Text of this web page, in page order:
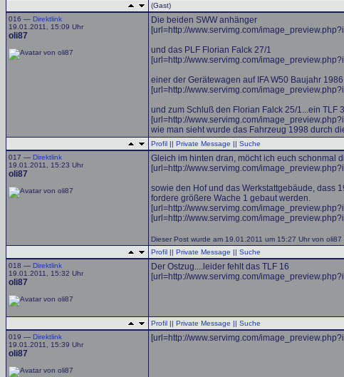
(Gast)
016 — Direktlink
19.01.2011, 15:09 Uhr
oli87
Die beiden SWW anhänger
[url=http://www.servimg.com/
und das PLF Florian Falck 27/1
[url=http://www.servimg.com/
einer der Gerätewagen auf IFA W50 Baujahr 1986
[url=http://www.servimg.com/
und zum Schluß den Florian Falck 25/1...ein TLF
[url=http://www.servimg.com/
wie man sieht wurde das Fahrzeug 1998 durch
Profil || Private Message || Suche
017 — Direktlink
19.01.2011, 15:23 Uhr
oli87
Gleich im hinten dran, möcht ich euch schonmal
[url=http://www.servimg.com/
sowie den Hof und das Werkstattgebäude, dass
fordere größere Wache 1 gebaut werden.
[url=http://www.servimg.com/
[url=http://www.servimg.com/
Dieser Post wurde am 19.01.2011 um 15:27 Uhr von oli87
Profil || Private Message || Suche
018 — Direktlink
19.01.2011, 15:32 Uhr
oli87
Der Ostzug....leider fehlt das TLF 16
[url=http://www.servimg.com/
Profil || Private Message || Suche
019 — Direktlink
19.01.2011, 15:39 Uhr
oli87
[url=http://www.servimg.com/